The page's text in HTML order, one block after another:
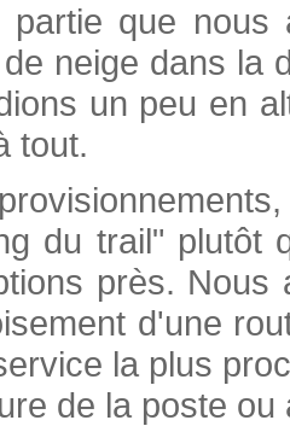
partie que
neige dans la
un peu en
tout.
du trail" plutôt
près.
d'une
la plus
de la poste